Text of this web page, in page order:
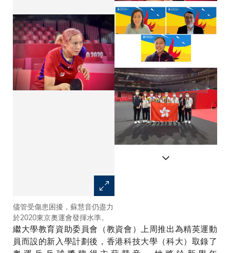
儘管受傷患困擾，蘇慧音仍盡力
於2020東京奧運會發揮水準。
流教授（右上）於今日新聞發佈
會上分享大學將如何支援優秀運
動員學生，如將於九月入學的蘇
繼大學教育資助委員會（教資會）上周推出為精英運動
員而設的新入學計劃後，香港科技大學（科大）取錄了